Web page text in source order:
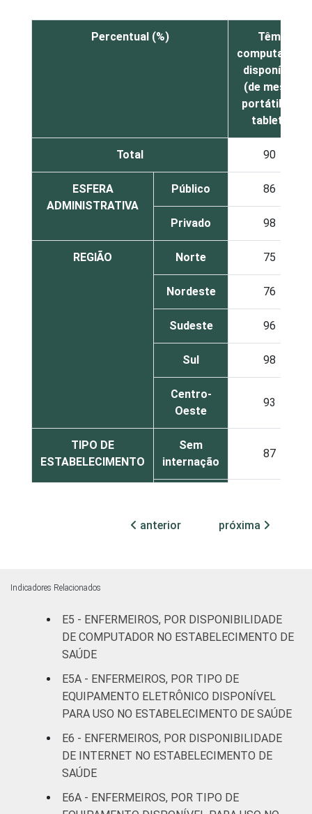
Percentual (%)
Têm
computador
disponível
(de mesa,
portátil ou
tablet)
Total 90
ESFERA
ADMINISTRATIVA
Público 86
Privado 98
REGIÃO Norte 75
Nordeste 76
Sudeste 96
Sul 98
Centro-
Oeste
93
TIPO DE
ESTABELECIMENTO
Sem
internação
87
(até 50
81
(mais de
50 leitos)
apoio à
diagnose e
terapia
-
IDENTIFICAÇÃO DE
UNIDADE BÁSICA
UBS 85
anterior próxima
Indicadores Relacionados
E5 - ENFERMEIROS, POR DISPONIBILIDADE
DE COMPUTADOR NO ESTABELECIMENTO DE
SAÚDE
E5A - ENFERMEIROS, POR TIPO DE
EQUIPAMENTO ELETRÔNICO DISPONÍVEL
PARA USO NO ESTABELECIMENTO DE SAÚDE
E6 - ENFERMEIROS, POR DISPONIBILIDADE
DE INTERNET NO ESTABELECIMENTO DE
SAÚDE
E6A - ENFERMEIROS, POR TIPO DE